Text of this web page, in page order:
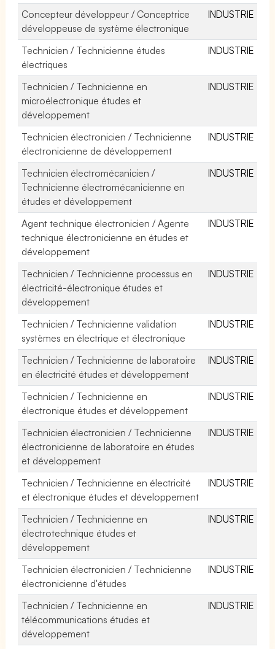
Concepteur développeur / Conceptrice
développeuse de système électronique
INDUSTRIE
Technicien / Technicienne études
électriques
INDUSTRIE
Technicien / Technicienne en
microélectronique études et
développement
INDUSTRIE
Technicien électronicien / Technicienne
électronicienne de développement
INDUSTRIE
Technicien électromécanicien /
Technicienne électromécanicienne en
études et développement
INDUSTRIE
Agent technique électronicien / Agente
technique électronicienne en études et
développement
INDUSTRIE
Technicien / Technicienne processus en
électricité-électronique études et
développement
INDUSTRIE
Technicien / Technicienne validation
systèmes en électrique et électronique
INDUSTRIE
Technicien / Technicienne de laboratoire
en électricité études et développement
INDUSTRIE
Technicien / Technicienne en
électronique études et développement
INDUSTRIE
Technicien électronicien / Technicienne
électronicienne de laboratoire en études
et développement
INDUSTRIE
Technicien / Technicienne en électricité
et électronique études et développement
INDUSTRIE
Technicien / Technicienne en
électrotechnique études et
développement
INDUSTRIE
Technicien électronicien / Technicienne
électronicienne d'études
INDUSTRIE
Technicien / Technicienne en
télécommunications études et
développement
INDUSTRIE